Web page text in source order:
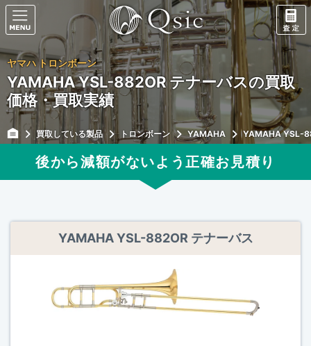
ヤマハ トロンボーン
YAMAHA YSL-882OR テナーバスの買取
価格・買取実績
買取している製品 トロンボーン YAMAHA YAMAHA YSL-
後から減額がないよう正確お見積り
YAMAHA YSL-882OR テナーバス